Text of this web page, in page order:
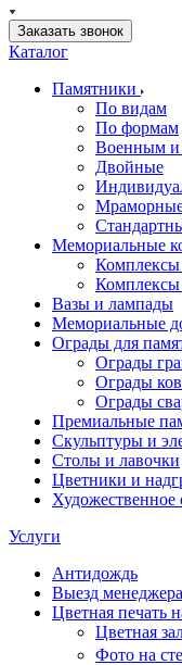
Заказать звонок
Каталог
Памятники
По видам
По формам
Военным и
Двойные
Мемориальные
Комплексы
Комплексы
Вазы и лампады
Мемориальные
Ограды для
Ограды
Ограды
Ограды
Премиальные
Скульптуры и
Столы и лавочки
Цветники и
Услуги
Антидождь
Выезд
Цветная печать
Цветная
Фото на